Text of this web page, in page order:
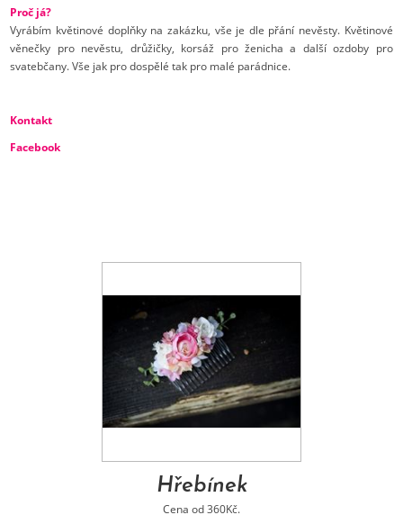
Proč já?
Vyrábím květinové doplňky na zakázku, vše je dle přání nevěsty. Květinové
věnečky pro nevěstu, drůžičky, korsáž pro ženicha a další ozdoby pro
svatebčany. Vše jak pro dospělé tak pro malé parádnice.
Kontakt
Facebook
Hřebínek
Cena od 360Kč.